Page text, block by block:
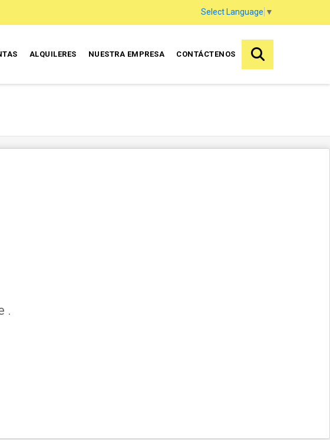
Select Language ▼
ALQUILERES NUESTRA EMPRESA CONTÁCTENOS
.